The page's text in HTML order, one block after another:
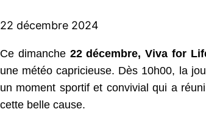
22 décembre 2024
Ce dimanche 22 décembre, Viva for
une météo capricieuse. Dès 10h00, la
un moment sportif et convivial qui a
cette belle cause.